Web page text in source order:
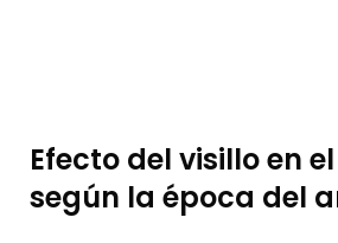
Efecto del visillo en
según la época del